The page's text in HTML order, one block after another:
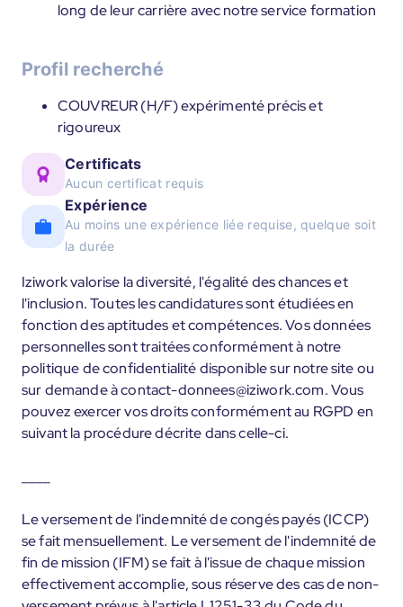
long de leur carrière avec notre service formation
Profil recherché
COUVREUR (H/F) expérimenté précis et
rigoureux
Certificats
Aucun certificat requis
Expérience
Au moins une expérience liée requise, quelque soit
la durée
Iziwork valorise la diversité, l'égalité des chances et
l'inclusion. Toutes les candidatures sont étudiées en
fonction des aptitudes et compétences. Vos données
personnelles sont traitées conformément à notre
politique de confidentialité disponible sur notre site ou
sur demande à contact-donnees@iziwork.com. Vous
pouvez exercer vos droits conformément au RGPD en
suivant la procédure décrite dans celle-ci.
Le versement de l'indemnité de congés payés (ICCP)
se fait mensuellement. Le versement de l'indemnité de
fin de mission (IFM) se fait à l'issue de chaque mission
effectivement accomplie, sous réserve des cas de non-